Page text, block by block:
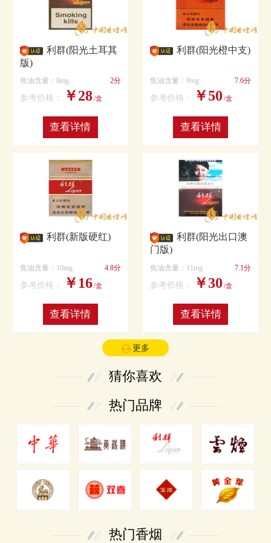
利群(阳光土耳其
版)
焦油含量：8mg 2分
参考价格： ￥28/盒
查看详情
利群(阳光橙中支)
焦油含量：9mg 7.6分
参考价格： ￥50 /盒
查看详情
利群(新版硬红)
焦油含量：10mg 4.8分
参考价格： ￥16/盒
查看详情
利群(阳光出口澳
门版)
焦油含量：11mg 7.1分
参考价格： ￥30 /盒
查看详情
更多
猜你喜欢
热门品牌
热门香烟